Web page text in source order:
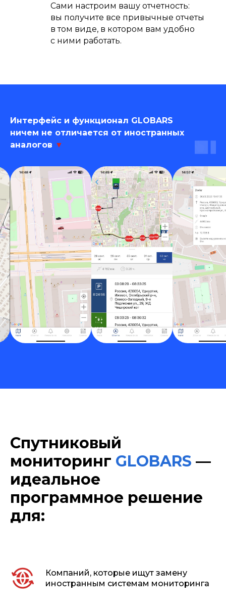
Сами настроим вашу отчетность:
вы получите все привычные отчеты
в том виде, в котором вам удобно
с ними работать.
Интерфейс и функционал GLOBARS
ничем не отличается от иностранных
аналогов ▼
Спутниковый
мониторинг GLOBARS —
идеальное
программное решение
для:
Компаний, которые ищут замену
иностранным системам мониторинга